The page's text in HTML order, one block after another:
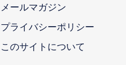
メールマガジン
プライバシーポリシー
このサイトについて